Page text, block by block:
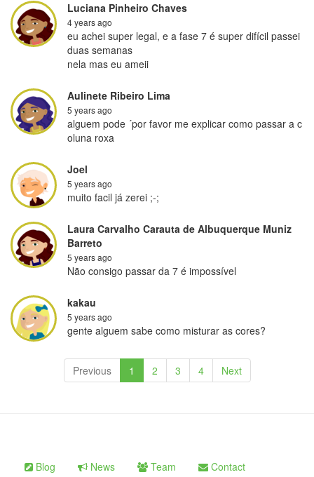
Luciana Pinheiro Chaves
4 years ago
eu achei super legal, e a fase 7 é super difícil passei
duas semanas
nela mas eu ameii
Aulinete Ribeiro Lima
5 years ago
alguem pode ´por favor me explicar como passar a c
oluna roxa
Joel
5 years ago
muito facil já zerei ;-;
Laura Carvalho Carauta de Albuquerque Muniz
Barreto
5 years ago
Não consigo passar da 7 é impossível
kakau
5 years ago
gente alguem sabe como misturar as cores?
Previous 1 2 3 4 Next
Blog News Team Contact